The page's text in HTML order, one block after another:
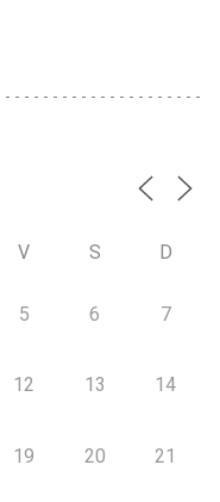
V S D
5 6 7
12 13 14
19 20 21